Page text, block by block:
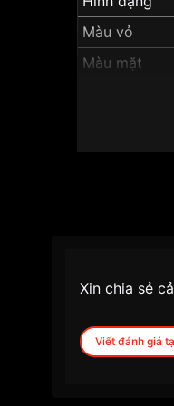
Màu vỏ
Màu mặt
Xin chia sẻ
Viết đánh giá